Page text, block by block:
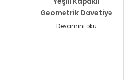
Geometrik Davetiye
Devamını oku